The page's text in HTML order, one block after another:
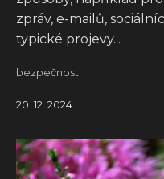
zpráv, e-mailů,
typické projevy...
bezpečnost
20. 12. 2024